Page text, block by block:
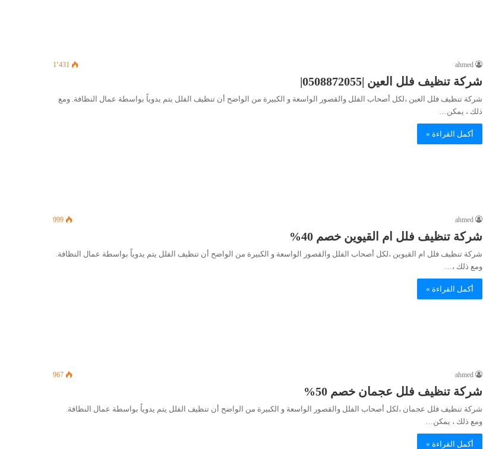
ahmed 1٬431
شركة تنظيف فلل العين |0508872055|
شركة تنظيف فلل العين ،لكل أصحاب الفلل والقصور الواسعة و الكبيرة من الواضح أن تنظيف الفلل يتم يدوياً بواسطة عمال النظافة. ومع
ذلك ، يمكن…
أكمل القراءة »
ahmed
999
شركة تنظيف فلل ام القيوين خصم 40%
شركة تنظيف فلل ام القيوين ،لكل أصحاب الفلل والقصور الواسعة و الكبيرة من الواضح أن تنظيف الفلل يتم يدوياً بواسطة عمال النظافة.
ومع ذلك ،…
أكمل القراءة »
ahmed
967
شركة تنظيف فلل عجمان خصم 50%
شركة تنظيف فلل عجمان ،لكل أصحاب الفلل والقصور الواسعة و الكبيرة من الواضح أن تنظيف الفلل يتم يدوياً بواسطة عمال النظافة.
ومع ذلك ، يمكن…
أكمل القراءة »